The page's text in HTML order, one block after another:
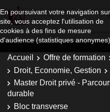
En poursuivant votre navigation
site, vous acceptez l'utilisation de
cookies à des fins de mesure
d'audience (statistiques anonymes).
Accueil Offre de formation
Droit, Economie, Gestion
Master Droit privé -
durable
Bloc transverse